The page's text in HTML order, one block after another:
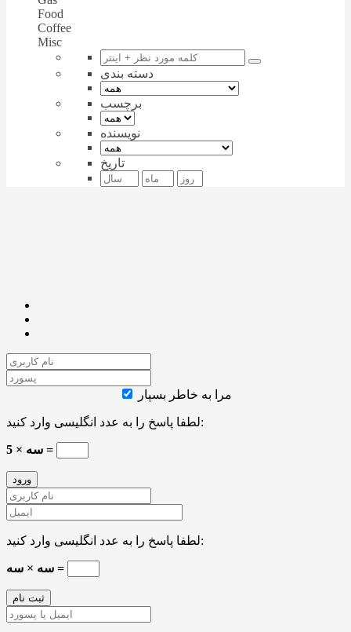
Food
Coffee
Misc
دسته بندی
برچسب
نویسنده
تاریخ
مرا به خاطر بسپار
لطفا پاسخ را به عدد انگلیسی وارد کنید:
سه × 5 =
لطفا پاسخ را به عدد انگلیسی وارد کنید:
سه × سه =